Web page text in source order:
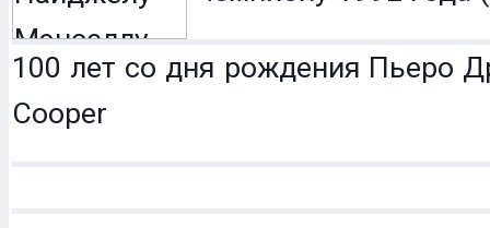
100 лет со дня рождения Пьеро
Cooper